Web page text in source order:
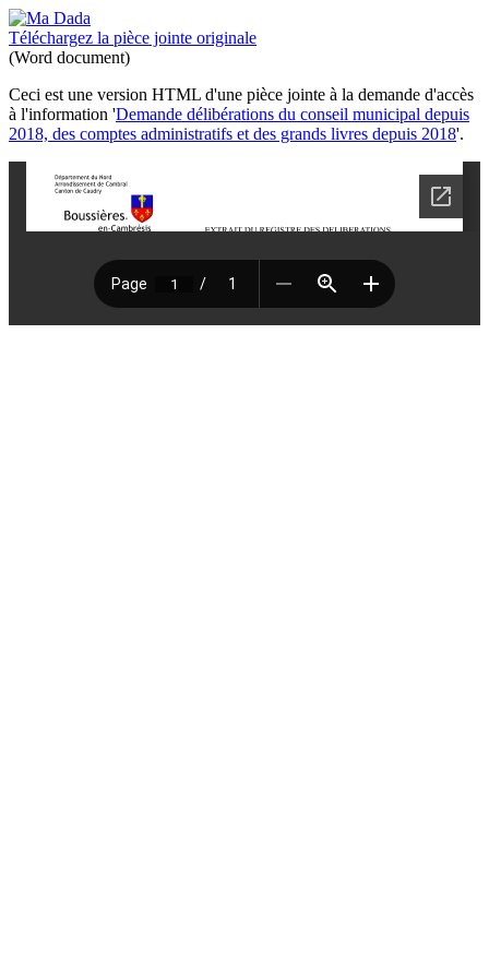
Téléchargez la pièce jointe originale
(Word document)
Ceci est une version HTML d'une pièce jointe à la demande d'accès
à l'information 'Demande délibérations du conseil municipal depuis
2018, des comptes administratifs et des grands livres depuis 2018'.